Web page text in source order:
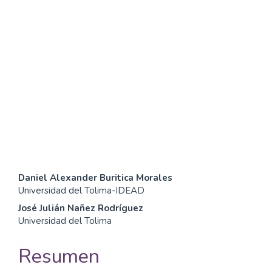
Contenido
principal
del
artículo
Daniel Alexander Buritica Morales
Universidad del Tolima-IDEAD
José Julián Nañez Rodríguez
Universidad del Tolima
Resumen